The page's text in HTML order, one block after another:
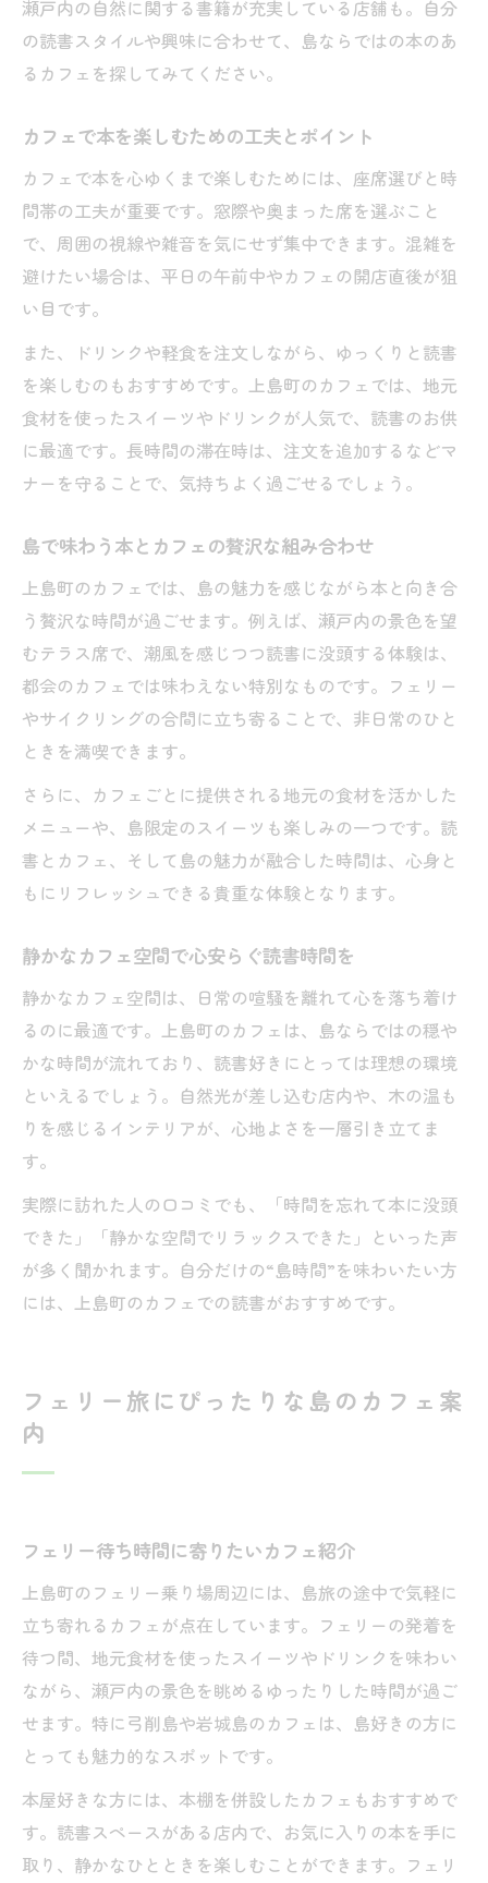
瀬戸内の自然に関する書籍が充実している店舗も。自分
の読書スタイルや興味に合わせて、島ならではの本のあ
るカフェを探してみてください。
カフェで本を楽しむための工夫とポイント
カフェで本を心ゆくまで楽しむためには、座席選びと時
間帯の工夫が重要です。窓際や奥まった席を選ぶこと
で、周囲の視線や雑音を気にせず集中できます。混雑を
避けたい場合は、平日の午前中やカフェの開店直後が狙
い目です。
また、ドリンクや軽食を注文しながら、ゆっくりと読書
を楽しむのもおすすめです。上島町のカフェでは、地元
食材を使ったスイーツやドリンクが人気で、読書のお供
に最適です。長時間の滞在時は、注文を追加するなどマ
ナーを守ることで、気持ちよく過ごせるでしょう。
島で味わう本とカフェの贅沢な組み合わせ
上島町のカフェでは、島の魅力を感じながら本と向き合
う贅沢な時間が過ごせます。例えば、瀬戸内の景色を望
むテラス席で、潮風を感じつつ読書に没頭する体験は、
都会のカフェでは味わえない特別なものです。フェリー
やサイクリングの合間に立ち寄ることで、非日常のひと
ときを満喫できます。
さらに、カフェごとに提供される地元の食材を活かした
メニューや、島限定のスイーツも楽しみの一つです。読
書とカフェ、そして島の魅力が融合した時間は、心身と
もにリフレッシュできる貴重な体験となります。
静かなカフェ空間で心安らぐ読書時間を
静かなカフェ空間は、日常の喧騒を離れて心を落ち着け
るのに最適です。上島町のカフェは、島ならではの穏や
かな時間が流れており、読書好きにとっては理想の環境
といえるでしょう。自然光が差し込む店内や、木の温も
りを感じるインテリアが、心地よさを一層引き立てま
す。
実際に訪れた人の口コミでも、「時間を忘れて本に没頭
できた」「静かな空間でリラックスできた」といった声
が多く聞かれます。自分だけの“島時間”を味わいたい方
には、上島町のカフェでの読書がおすすめです。
フェリー旅にぴったりな島のカフェ案
内
フェリー待ち時間に寄りたいカフェ紹介
上島町のフェリー乗り場周辺には、島旅の途中で気軽に
立ち寄れるカフェが点在しています。フェリーの発着を
待つ間、地元食材を使ったスイーツやドリンクを味わい
ながら、瀬戸内の景色を眺めるゆったりした時間が過ご
せます。特に弓削島や岩城島のカフェは、島好きの方に
とっても魅力的なスポットです。
本屋好きな方には、本棚を併設したカフェもおすすめで
す。読書スペースがある店内で、お気に入りの本を手に
取り、静かなひとときを楽しむことができます。フェリ